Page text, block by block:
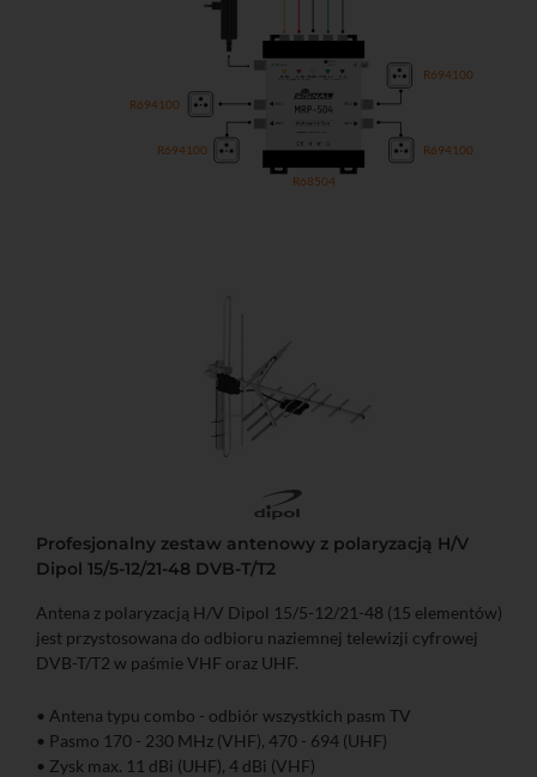
R694100
R694100
R68504
R694100
R694100
Profesjonalny zestaw antenowy z polaryzacją H/V
Dipol 15/5-12/21-48 DVB-T/T2
Antena z polaryzacją H/V Dipol 15/5-12/21-48 (15 elementów)
jest przystosowana do odbioru naziemnej telewizji cyfrowej
DVB-T/T2 w paśmie VHF oraz UHF.
• Antena typu combo - odbiór wszystkich pasm TV
• Pasmo 170 - 230 MHz (VHF), 470 - 694 (UHF)
• Zysk max. 11 dBi (UHF), 4 dBi (VHF)